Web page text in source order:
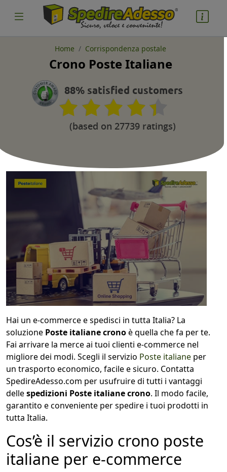
Home Corrispondenza postale
Crono Poste Italiane
88% satisfied customers
(based on 27739 ratings)
Hai un e-commerce e spedisci in tutta Italia? La
soluzione Poste italiane cronoè quella che fa per te.
Fai arrivare la merce ai tuoi clienti e-commerce nel
migliore dei modi. Scegli il servizio Poste italiane per
un trasporto economico, facile e sicuro. Contatta
SpedireAdesso.com per usufruire di tutti i vantaggi
dellespedizioni Poste italiane crono. Il modo facile,
garantito e conveniente per spedire i tuoi prodotti in
tutta Italia.
Cos’è il servizio crono poste
italiane per e-commerce